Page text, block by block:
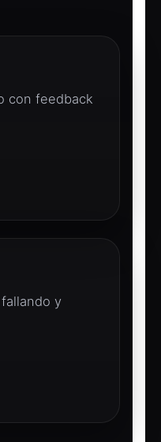
con feedback
y